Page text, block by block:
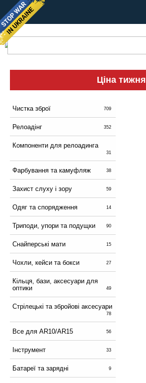
Ціна тижня
Чистка зброї 709
Релоадінг 352
Компоненти для релоадинга
31
Фарбування та камуфляж 38
Захист слуху і зору 59
Одяг та спорядження 14
Триподи, упори та подущки 90
Снайперські мати 15
Чохли, кейси та бокси 27
Кільця, бази, аксесуари для
оптики
49
Стрілецькі та збройові аксесуари
78
Все для AR10/AR15 56
Інструмент 33
Батареї та зарядні 9